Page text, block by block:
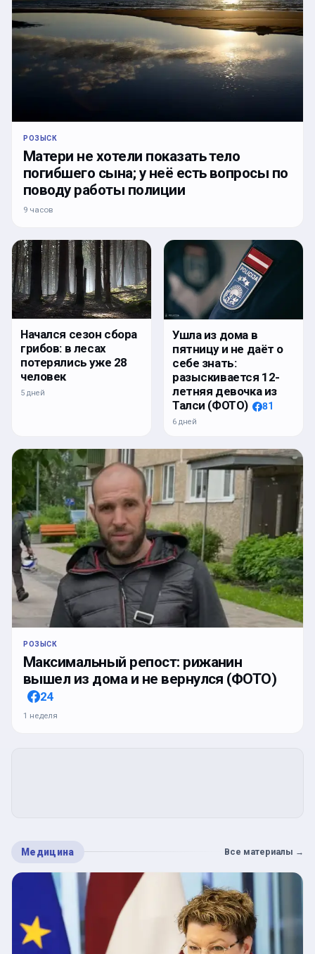
РОЗЫСК
Матери не хотели показать тело
погибшего сына; у неё есть вопросы по
поводу работы полиции
9 часов
Начался сезон сбора
грибов: в лесах
потерялись уже 28
человек
5 дней
Ушла из дома в
пятницу и не даёт о
себе знать:
разыскивается 12-
летняя девочка из
Талси (ФОТО)
81
6 дней
РОЗЫСК
Максимальный репост: рижанин
вышел из дома и не вернулся (ФОТО)
24
1 неделя
Медицина Все материалы →